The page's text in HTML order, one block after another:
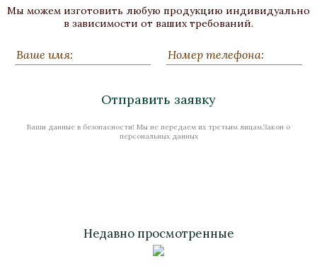
Бронза, Хрусталь
Диаметр 270, Высота 230
Нет в наличии
Стоимость
Мы можем изготовить любую продукцию индивидуально
в зависимости от ваших требований.
Отправить заявку
Ваши данные в безопасности! Мы не передаем их третьим лицам.Закон о
персональных данных
Недавно просмотренные